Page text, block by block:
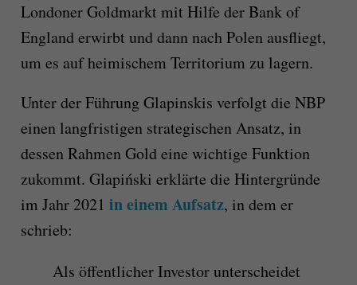
Londoner Goldmarkt mit Hilfe der Bank of
England erwirbt und dann nach Polen ausfliegt,
um es auf heimischem Territorium zu lagern.
Unter der Führung Glapinskis verfolgt die NBP
einen langfristigen strategischen Ansatz, in
dessen Rahmen Gold eine wichtige Funktion
zukommt. Glapiński erklärte die Hintergründe
im Jahr 2021 in einem Aufsatz, in dem er
schrieb:
Als öffentlicher Investor unterscheidet